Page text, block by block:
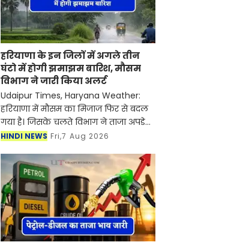
हरियाणा के इन जिलों में अगले तीन
घंटो में होगी झमाझम बारिश, मौसम
विभाग ने जारी किया अलर्ट
Udaipur Times, Haryana Weather:
हरियाणा में मौसम का मिजाज फिर से बदल
गया है। जिसके चलते विभाग ने ताजा अपडेट
जारी की है। मौसम विभाग ने जानकारी दी है
में तेज हव
HINDI NEWS Fri,7 Aug 2026